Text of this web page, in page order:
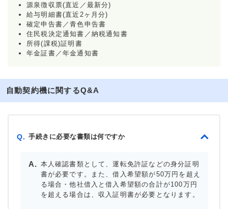
源泉徴収票(直近／最新分)
給与明細書(直近2ヶ月分)
確定申告書／青色申告書
住民税決定通知書／納税通知書
所得(課税)証明書
年金証書／年金通知書
自動契約機に関するQ&A
Q. 手続きに必要な書類は何ですか
本人確認書類として、運転免許証などの身分証明
書が必要です。また、借入希望額が50万円を超え
る場合・他社借入と借入希望額の合計が100万円
を超える場合は、収入証明書が必要となります。